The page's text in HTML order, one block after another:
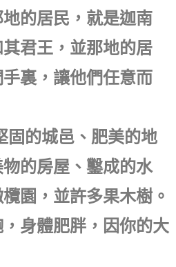
的居民，就是迦南
君王，並那地的居
裏，讓他們任意而
固的城邑、肥美的地
的房屋、鑿成的水
園，並許多果木樹。
身體肥胖，因你的大